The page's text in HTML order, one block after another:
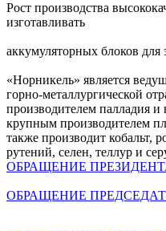
Рост производства
изготавливать
аккумуляторных блоков для
«Норникель» является
горно-металлургической
производителем палладия и
крупным производителем
также производит кобальт,
рутений, селен, теллур и
ОБРАЩЕНИЕ
ОБРАЩЕНИЕ